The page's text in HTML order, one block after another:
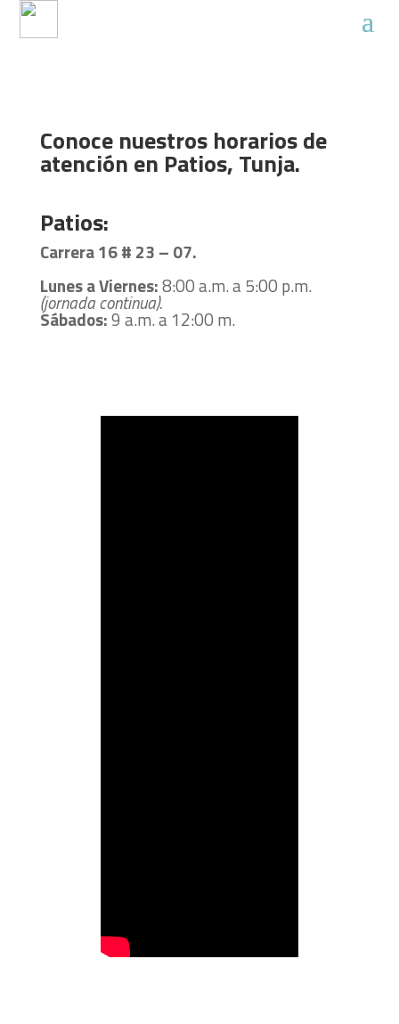
Conoce nuestros horarios de
atención en Patios, Tunja.
Patios:
Carrera 16 # 23 – 07.
Lunes a Viernes:8:00 a.m. a 5:00 p.m.
(jornada continua).
Sábados:9 a.m. a 12:00 m.